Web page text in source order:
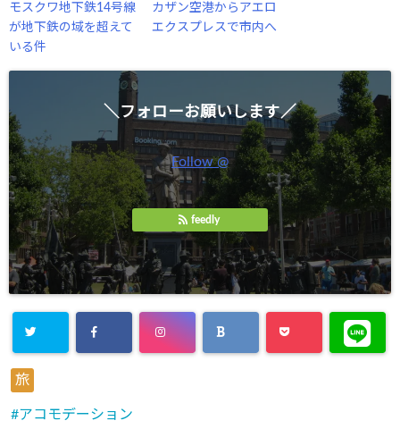
モスクワ地下鉄14号線
が地下鉄の域を超えて
いる件
カザン空港からアエロ
エクスプレスで市内へ
＼フォローお願いします／
Follow @
feedly
旅
アコモデーション